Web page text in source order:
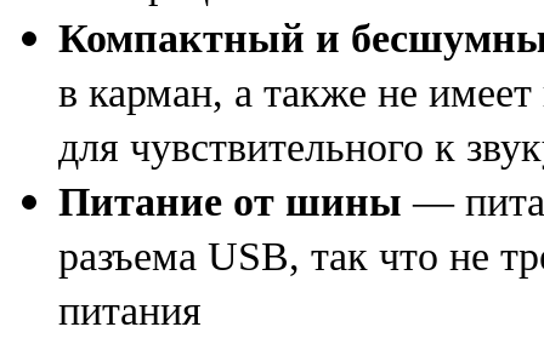
Компактный и
в карман, а также не
для чувствительного к
Питание от шины —
разъема USB, так что не
питания